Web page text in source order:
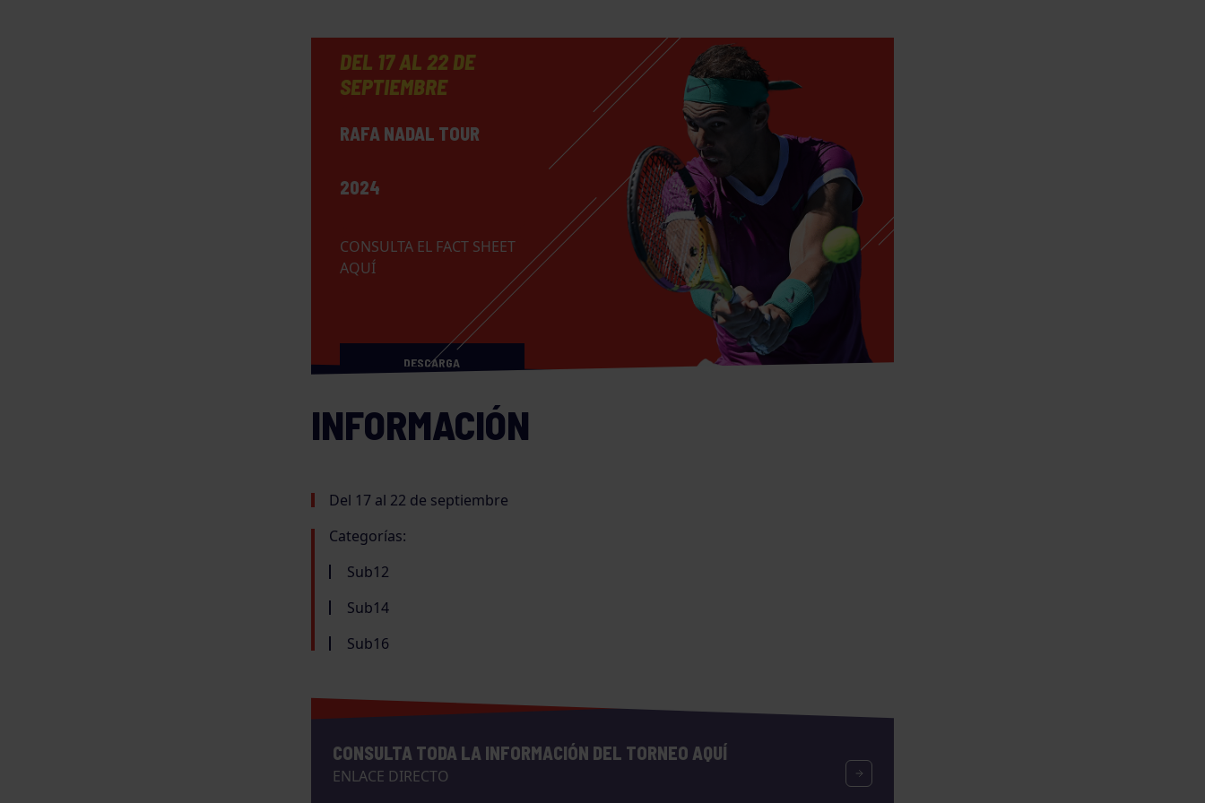
DEL 17 AL 22 DE
SEPTIEMBRE
RAFA NADAL TOUR
2024
CONSULTA EL FACT SHEET
AQUÍ
DESCARGA
INFORMACIÓN
Del 17 al 22 de septiembre
Categorías:
Sub12
Sub14
Sub16
CONSULTA TODA LA INFORMACIÓN DEL TORNEO AQUÍ
ENLACE DIRECTO